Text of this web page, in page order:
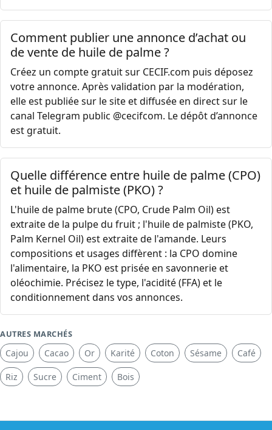
Comment publier une annonce d’achat ou
de vente de huile de palme ?
Créez un compte gratuit sur CECIF.com puis déposez
votre annonce. Après validation par la modération,
elle est publiée sur le site et diffusée en direct sur le
canal Telegram public @cecifcom. Le dépôt d’annonce
est gratuit.
Quelle différence entre huile de palme (CPO)
et huile de palmiste (PKO) ?
L'huile de palme brute (CPO, Crude Palm Oil) est
extraite de la pulpe du fruit ; l'huile de palmiste (PKO,
Palm Kernel Oil) est extraite de l'amande. Leurs
compositions et usages diffèrent : la CPO domine
l'alimentaire, la PKO est prisée en savonnerie et
oléochimie. Précisez le type, l'acidité (FFA) et le
conditionnement dans vos annonces.
AUTRES MARCHÉS
Cajou Cacao Or Karité Coton Sésame Café
Riz Sucre Ciment Bois